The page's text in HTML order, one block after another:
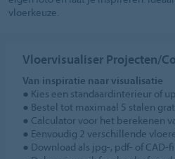
vloerkeuze.
Vloervisualiser Projecten/
Van inspiratie naar visualisatie
● Kies een standaardinterieur of
● Bestel tot maximaal 5 stalen
● Calculator voor het berekenen
● Eenvoudig 2 verschillende
● Download als jpg-, pdf- of CAD-